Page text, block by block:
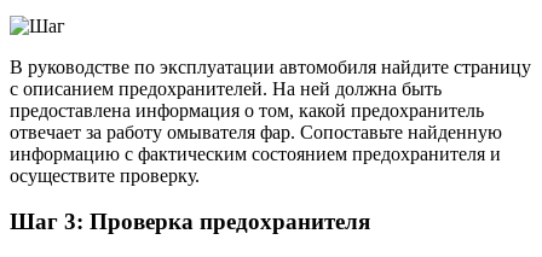
В руководстве по эксплуатации автомобиля найдите страницу
с описанием предохранителей. На ней должна быть
предоставлена информация о том, какой предохранитель
отвечает за работу омывателя фар. Сопоставьте найденную
информацию с фактическим состоянием предохранителя и
осуществите проверку.
Шаг 3: Проверка предохранителя